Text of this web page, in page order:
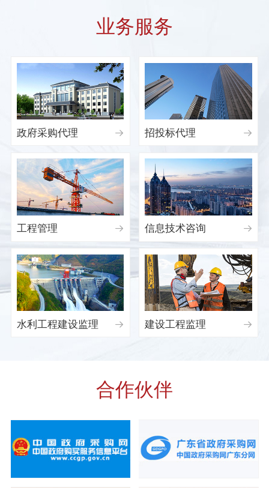
业务服务
政府采购代理  招投标代理 
工程管理  信息技术咨询 
水利工程建设监理  建设工程监理 
合作伙伴